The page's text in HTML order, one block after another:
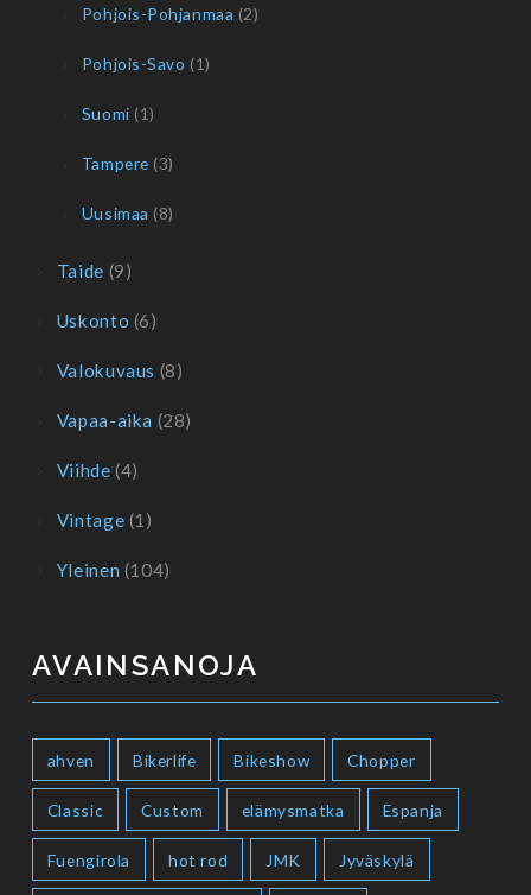
Pohjois-Pohjanmaa (2)
Pohjois-Savo (1)
Suomi (1)
Tampere (3)
Uusimaa (8)
Taide (9)
Uskonto (6)
Valokuvaus (8)
Vapaa-aika (28)
Viihde (4)
Vintage (1)
Yleinen (104)
AVAINSANOJA
ahven Bikerlife Bikeshow Chopper
Classic Custom elämysmatka Espanja
Fuengirola hot rod JMK Jyväskylä